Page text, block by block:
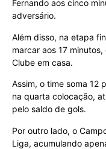
Fernando aos cinco
adversário.
Além disso, na etapa
marcar aos 17
Clube em casa.
Assim, o time soma 12
na quarta colocação,
pelo saldo de gols.
Por outro lado, o
Liga, acumulando